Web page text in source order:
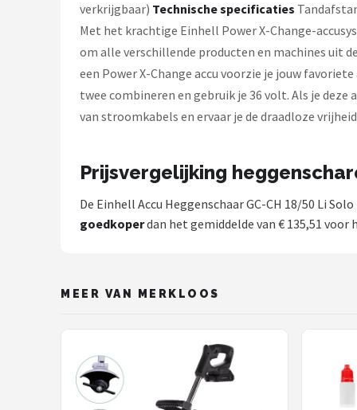
verkrijgbaar) Technische specificaties
Met het krachtige Einhell Power X-Change-
om alle verschillende producten en machines uit
een Power X-Change accu voorzie je jouw
twee combineren en gebruik je 36 volt. Als je
van stroomkabels en ervaar je de draadloze
Prijsvergelijking
De Einhell Accu Heggenschaar GC-CH 18/50 Li
goedkoperdan het gemiddelde van € 135,51 voor
MEER VAN MERKLOOS